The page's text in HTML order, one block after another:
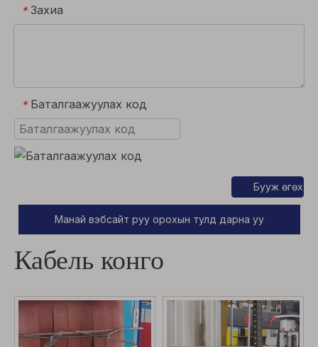
* Захиа
* Баталгаажуулах код
Бууж өгөх
Манай вэбсайт руу орохын тулд дарна уу
Кабель конго